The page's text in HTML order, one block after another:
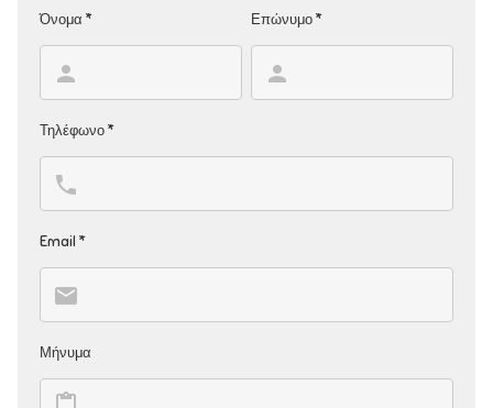
Όνομα * Επώνυμο *
Τηλέφωνο *
Email *
Μήνυμα